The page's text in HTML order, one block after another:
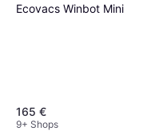
Ecovacs Winbot Mini
165 €
9+ Shops